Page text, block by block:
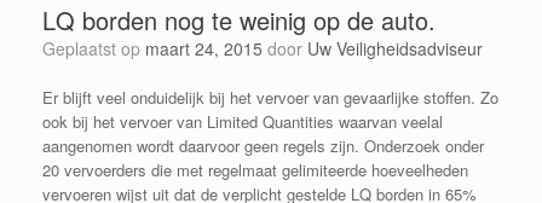
LQ borden nog te weinig op de auto.
Geplaatst op maart 24, 2015 door Uw Veiligheidsadviseur
Er blijft veel onduidelijk bij het vervoer van gevaarlijke stoffen. Zo
ook bij het vervoer van Limited Quantities waarvan veelal
aangenomen wordt daarvoor geen regels zijn. Onderzoek onder
20 vervoerders die met regelmaat gelimiteerde hoeveelheden
vervoeren wijst uit dat de verplicht gestelde LQ borden in 65%